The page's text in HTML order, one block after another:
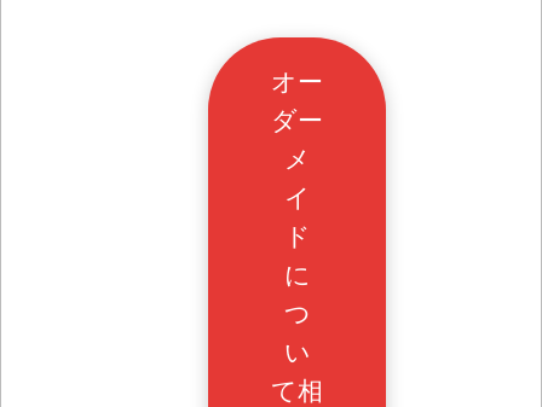
オー
ダー
メ
イ
ド
に
つ
い
て相